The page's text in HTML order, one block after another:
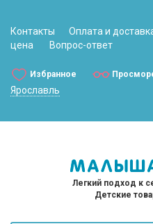
Контакты Оплата и
цена
Вопрос-ответ
Избранное
Ярославль
Легкий подход к
Детские